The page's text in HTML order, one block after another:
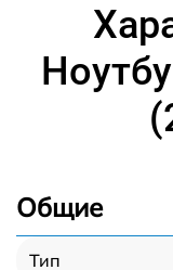
Общие
Тип